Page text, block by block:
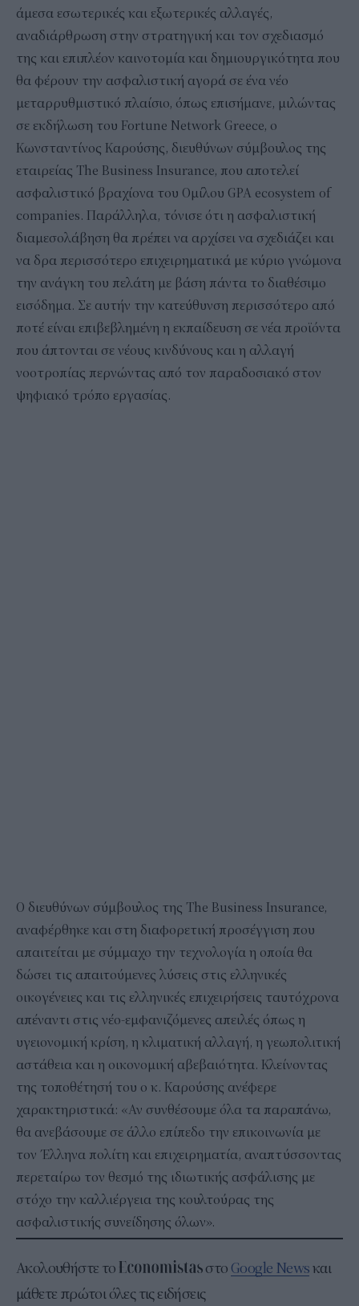
άμεσα εσωτερικές και εξωτερικές αλλαγές,
αναδιάρθρωση στην στρατηγική και τον σχεδιασμό
της και επιπλέον καινοτομία και δημιουργικότητα που
θα φέρουν την ασφαλιστική αγορά σε ένα νέο
μεταρρυθμιστικό πλαίσιο, όπως επισήμανε, μιλώντας
σε εκδήλωση του Fortune Network Greece, ο
Κωνσταντίνος Καρoύσης, διευθύνων σύμβουλος της
εταιρείας The Business Insurance, που αποτελεί
ασφαλιστικό βραχίονα του Ομίλου GPA ecosystem of
companies. Παράλληλα, τόνισε ότι η ασφαλιστική
διαμεσολάβηση θα πρέπει να αρχίσει να σχεδιάζει και
να δρα περισσότερο επιχειρηματικά με κύριο γνώμονα
την ανάγκη του πελάτη με βάση πάντα το διαθέσιμο
εισόδημα. Σε αυτήν την κατεύθυνση περισσότερο από
ποτέ είναι επιβεβλημένη η εκπαίδευση σε νέα προϊόντα
που άπτονται σε νέους κινδύνους και η αλλαγή
νοοτροπίας περνώντας από τον παραδοσιακό στον
ψηφιακό τρόπο εργασίας.
Ο διευθύνων σύμβουλος της The Business Insurance,
αναφέρθηκε και στη διαφορετική προσέγγιση που
απαιτείται με σύμμαχο την τεχνολογία η οποία θα
δώσει τις απαιτούμενες λύσεις στις ελληνικές
οικογένειες και τις ελληνικές επιχειρήσεις ταυτόχρονα
απέναντι στις νέο-εμφανιζόμενες απειλές όπως η
υγειονομική κρίση, η κλιματική αλλαγή, η γεωπολιτική
αστάθεια και η οικονομική αβεβαιότητα. Κλείνοντας
της τοποθέτησή του ο κ. Καρούσης ανέφερε
χαρακτηριστικά: «Αν συνθέσουμε όλα τα παραπάνω,
θα ανεβάσουμε σε άλλο επίπεδο την επικοινωνία με
τον Έλληνα πολίτη και επιχειρηματία, αναπτύσσοντας
περεταίρω τον θεσμό της ιδιωτικής ασφάλισης με
στόχο την καλλιέργεια της κουλτούρας της
ασφαλιστικής συνείδησης όλων».
Ακολουθήστε το στο Google Newsκαι
μάθετε πρώτοι όλες τις ειδήσεις